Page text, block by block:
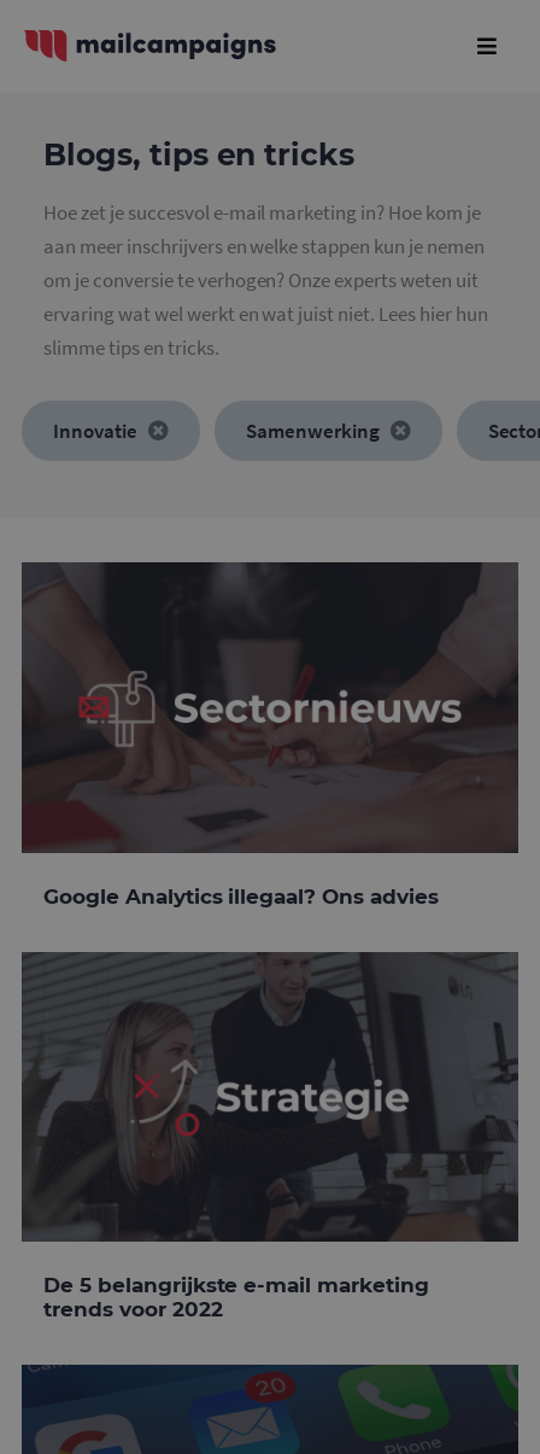
Blogs, tips en tricks
Hoe zet je succesvol e-mail marketing in? Hoe kom je
aan meer inschrijvers en welke stappen kun je nemen
om je conversie te verhogen? Onze experts weten uit
ervaring wat wel werkt en wat juist niet. Lees hier hun
slimme tips en tricks.
Innovatie Samenwerking
Google Analytics illegaal? Ons advies
De 5 belangrijkste e-mail marketing
trends voor 2022